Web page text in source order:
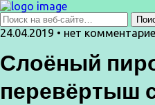
24.04.2019 • нет
Слоёный
перевёртыш